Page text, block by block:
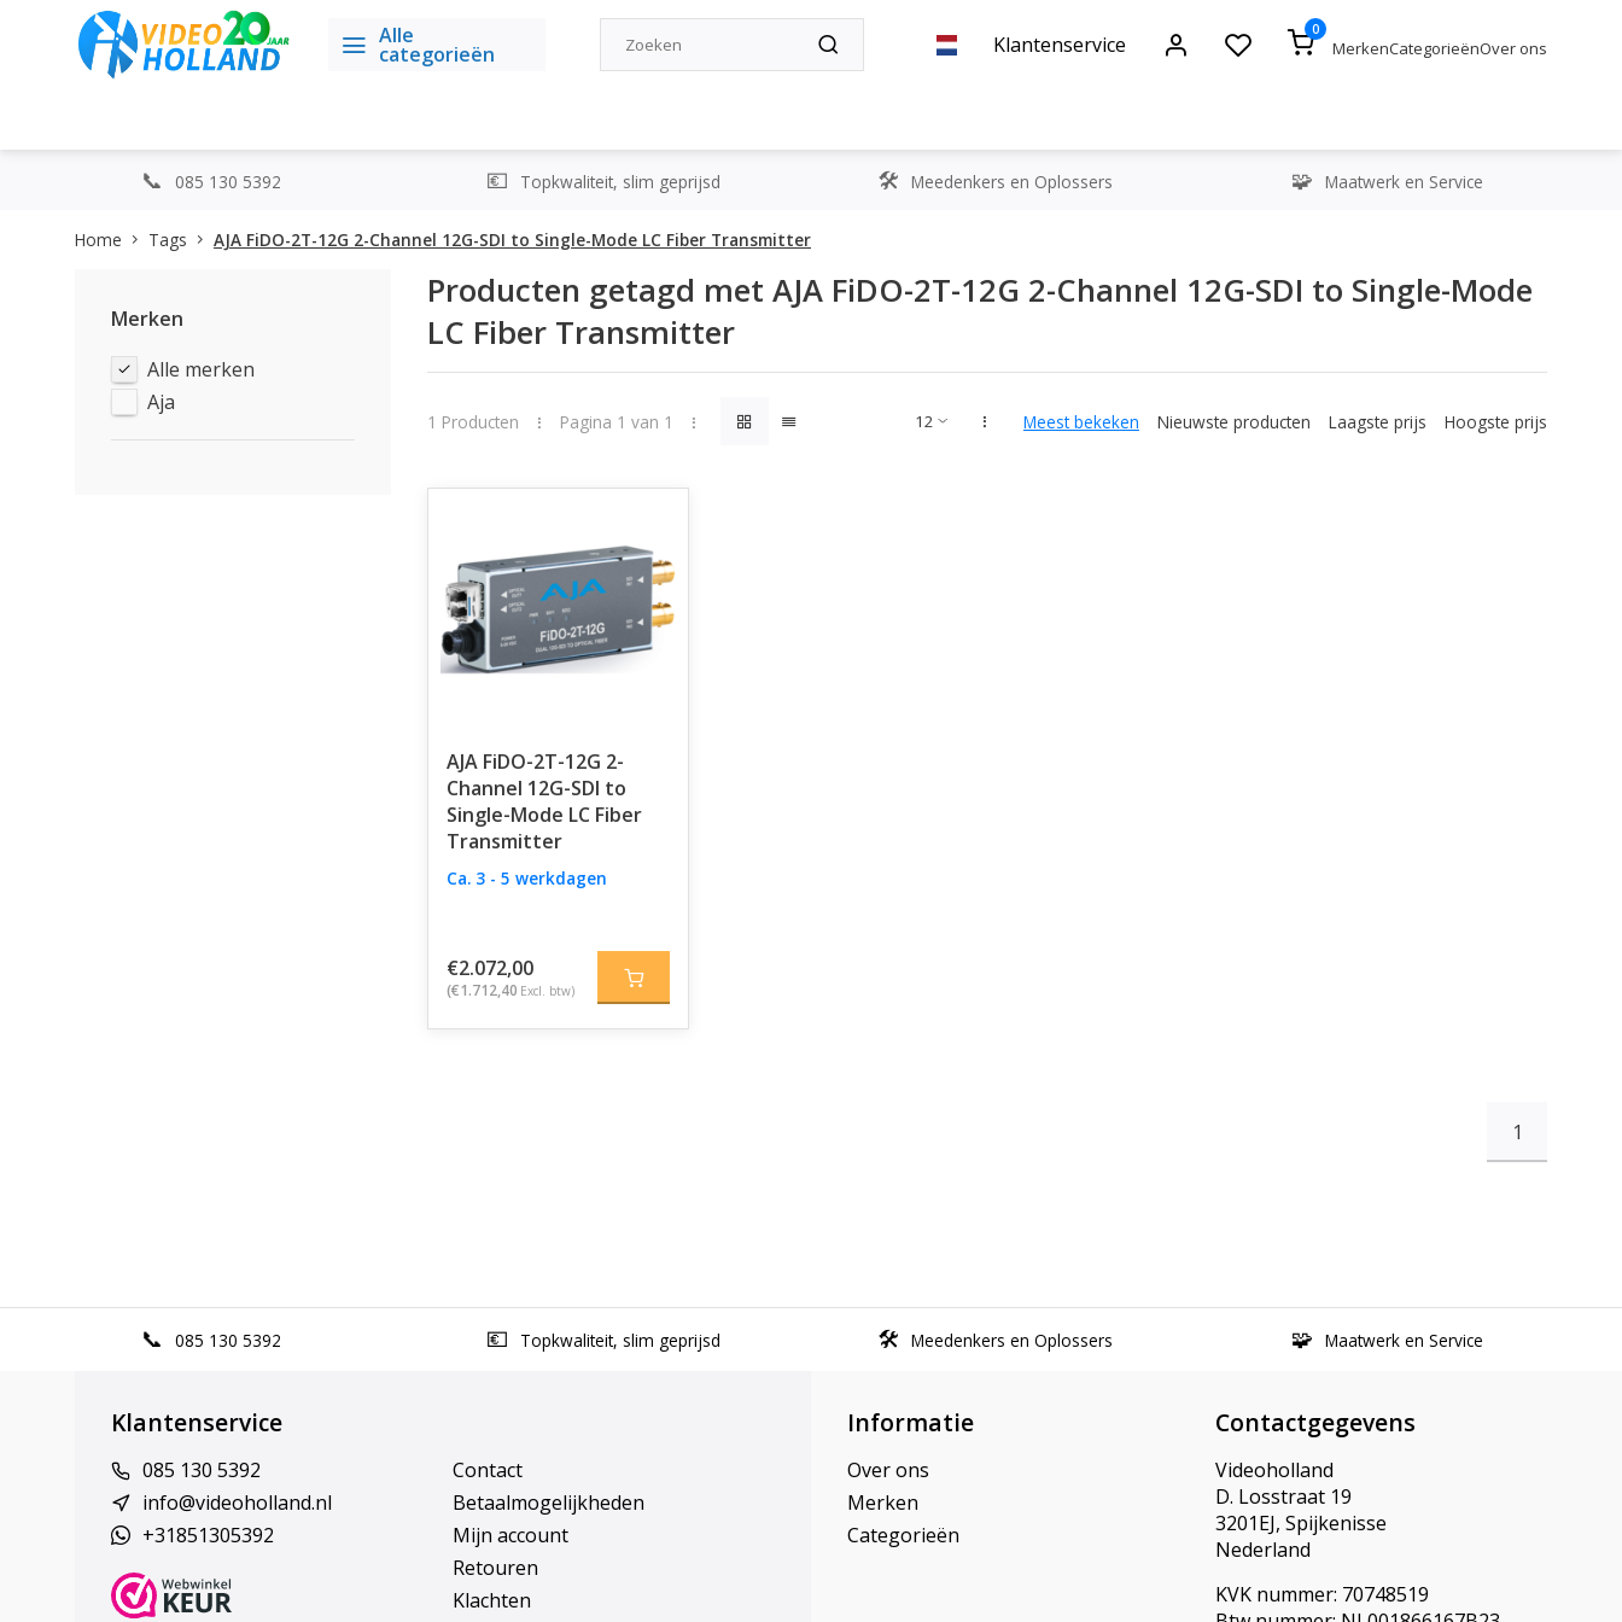
Alle
categorieën Klantenservice
0
MerkenCategorieënOver ons
085 130 5392 Topkwaliteit, slim geprijsd Meedenkers en Oplossers Maatwerk en Service
Home Tags AJA FiDO-2T-12G 2-Channel 12G-SDI to Single-Mode LC Fiber Transmitter
Merken
Alle merken
Aja
Producten getagd met AJA FiDO-2T-12G 2-Channel 12G-SDI to Single-Mode
LC Fiber Transmitter
1 Producten Pagina 1 van 1 Meest bekeken Nieuwste producten Laagste prijs Hoogste prijs
AJA FiDO-2T-12G 2-
Channel 12G-SDI to
Single-Mode LC Fiber
Transmitter
Ca. 3 - 5 werkdagen
€2.072,00
(€1.712,40 Excl. btw)
1
085 130 5392 Topkwaliteit, slim geprijsd Meedenkers en Oplossers Maatwerk en Service
Klantenservice
085 130 5392
info@videoholland.nl
+31851305392
Contact
Betaalmogelijkheden
Mijn account
Retouren
Klachten
Informatie
Over ons
Merken
Categorieën
Contactgegevens
Videoholland
D. Losstraat 19
3201EJ, Spijkenisse
Nederland
KVK nummer: 70748519